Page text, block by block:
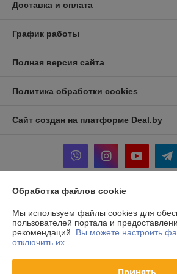
Доставка и оплата
График работы
Полная версия сайта
Политика обработки cookies
Сайт создан на платформе Deal.by
Юридическое лицо:ООО «БелКормМаш»
Республика Беларусь, 223053, Минский район,
лет Победы, 17, оф. 12
Регистрационный номер ЕГР: 691836680
Обработка файлов cookie
Мы используем файлы cookies для
пользователей портала и
рекомендаций. Вы можете настроить
отключить их.
Принять